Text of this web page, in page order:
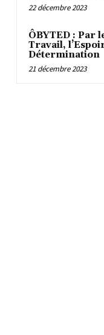
22 décembre 2023
ÔBYTED : Par
Travail,
Détermination
21 décembre 2023